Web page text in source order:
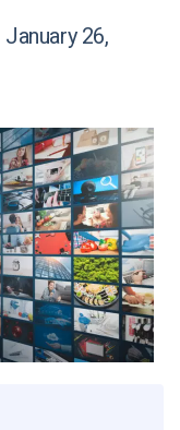
January 26,